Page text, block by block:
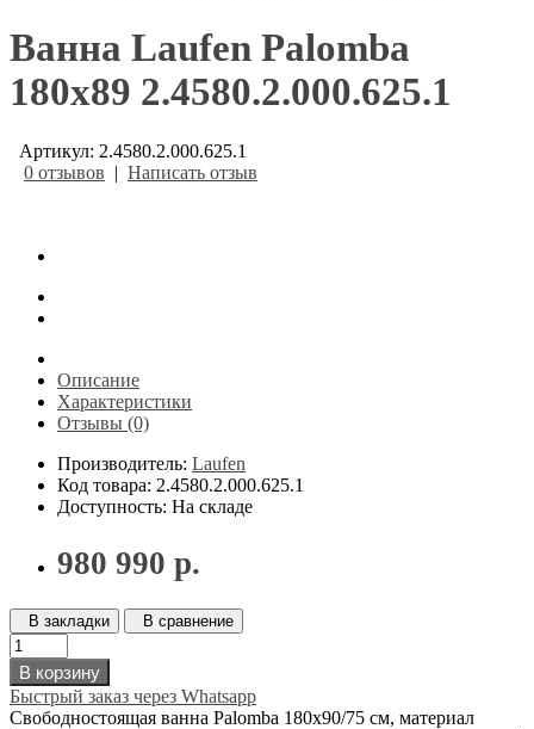
Ванна Laufen Palomba
180х89 2.4580.2.000.625.1
Артикул: 2.4580.2.000.625.1
0 отзывов | Написать отзыв
Описание
Характеристики
Отзывы (0)
Производитель: Laufen
Код товара: 2.4580.2.000.625.1
Доступность: На складе
980 990 р.
В закладки В сравнение
В корзину
Быстрый заказ через Whatsapp
Свободностоящая ванна Palomba 180х90/75 см, материал